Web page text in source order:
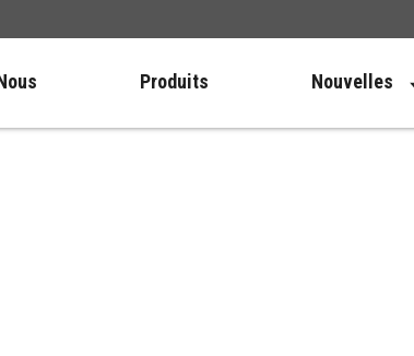
Produits Nouvelles